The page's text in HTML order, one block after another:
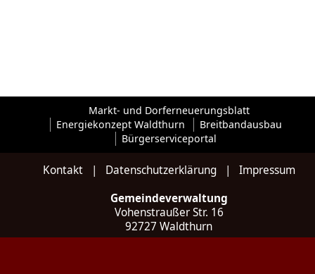
Markt- und Dorferneuerungsblatt
Energiekonzept Waldthurn
Breitbandausbau
Bürgerserviceportal
Kontakt| Datenschutzerklärung| Impressum
Gemeindeverwaltung
Vohenstraußer Str. 16
92727 Waldthurn